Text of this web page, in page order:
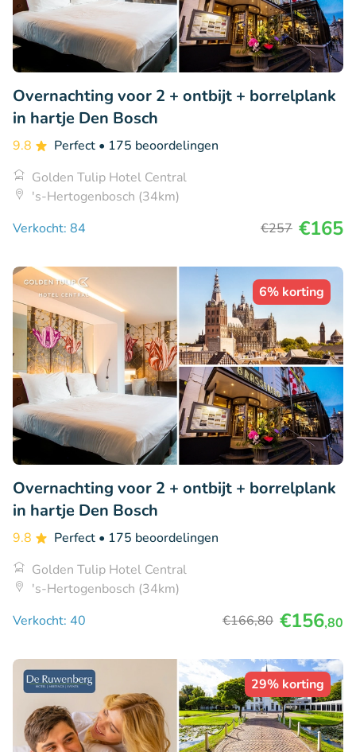
Overnachting voor 2 + ontbijt + borrelplank
in hartje Den Bosch
9.8 Perfect • 175 beoordelingen
Golden Tulip Hotel Central
's-Hertogenbosch (34km)
Verkocht: 84
€257 €165
6% korting
Overnachting voor 2 + ontbijt + borrelplank
in hartje Den Bosch
9.8 Perfect • 175 beoordelingen
Golden Tulip Hotel Central
's-Hertogenbosch (34km)
Verkocht: 40
€166,80 €156,80
29% korting